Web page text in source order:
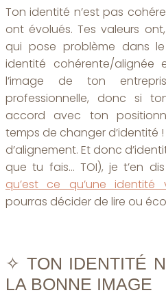
Ton identité n’est pas
ont évolués. Tes valeurs
qui pose problème dans
identité cohérente/alignée
l’image de ton
professionnelle, donc si
accord avec ton
temps de changer d’identité
d’alignement. Et donc
que tu fais… TOI), je t’en
qu’est ce qu’une identité
pourras décider de lire ou
✧ TON IDENTITÉ
LA BONNE IMAGE